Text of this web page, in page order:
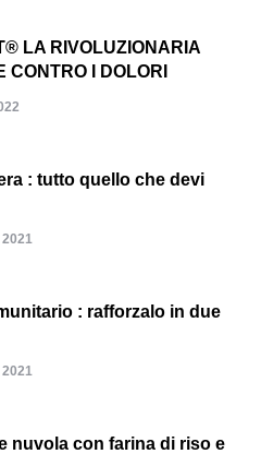
LA RIVOLUZIONARIA
CONTRO I DOLORI
: tutto quello che devi
: rafforzalo in due
nuvola con farina di riso e